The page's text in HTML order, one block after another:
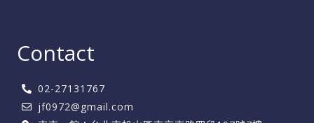
Contact
02-27131767
jf0972@gmail.com